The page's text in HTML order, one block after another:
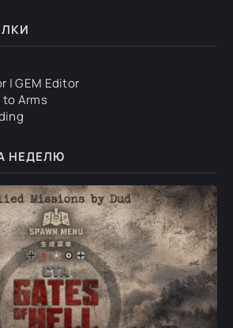
| GEM Editor
to Arms
НЕДЕЛЮ